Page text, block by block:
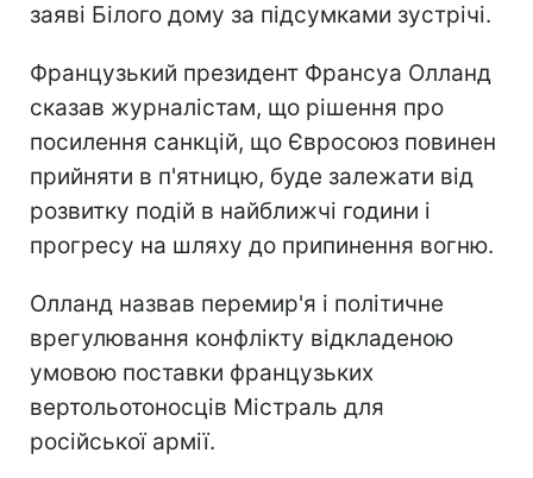
заяві Білого дому за підсумками зустрічі.
Французький президент Франсуа Олланд
сказав журналістам, що рішення про
посилення санкцій, що Євросоюз повинен
прийняти в п'ятницю, буде залежати від
розвитку подій в найближчі години і
прогресу на шляху до припинення вогню.
Олланд назвав перемир'я і політичне
врегулювання конфлікту відкладеною
умовою поставки французьких
вертольотоносців Містраль для
російської армії.